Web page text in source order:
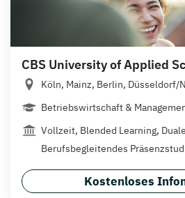
CBS University of Applied
Köln, Mainz, Berlin, Düsseldorf/
Betriebswirtschaft &
Vollzeit, Blended Learning,
Berufsbegleitendes
Kostenloses